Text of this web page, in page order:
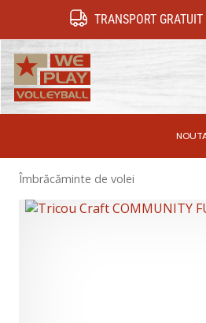
TRANSPORT GRATUIT
Îmbrăcăminte de volei